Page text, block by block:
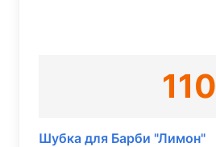
110
Шубка для Барби "Лимон"